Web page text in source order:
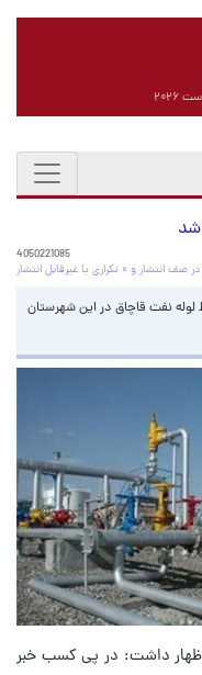
4050221085
لوله نفت قاچاق در این شهرستان
داشت: در پی کسب خبر